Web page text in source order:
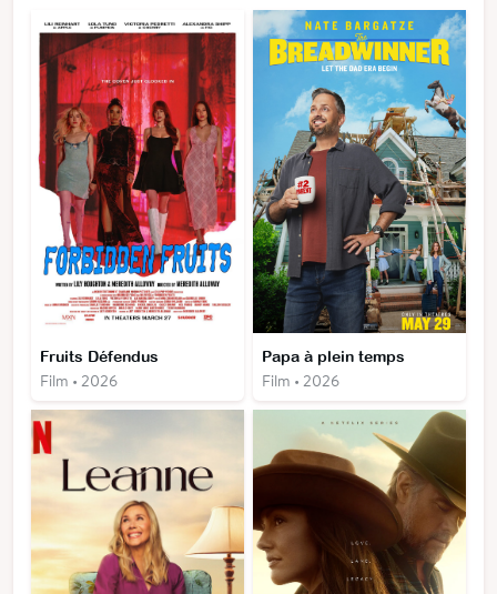
Fruits Défendus
Film • 2026
Papa à plein temps
Film • 2026